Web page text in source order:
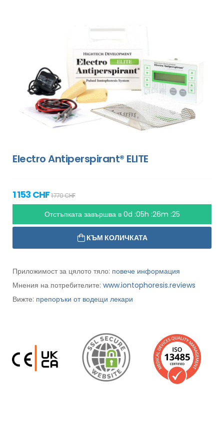
Electro Antiperspirant® ELITE
1 153 CHF1 770 CHF
Отстъпката завършва в 0d :05h :26m :24
КЪМ КОЛИЧКАТА
Приложимост за цялото тяло: повече информация
Мнения на потребителите: www.iontophoresis.reviews
Вижте: препоръки от водещи лекари